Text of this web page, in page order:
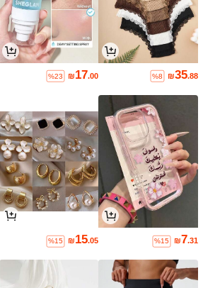
₪35.88
%8
₪17.00
%23
₪7.31
%15
₪15.05
%15